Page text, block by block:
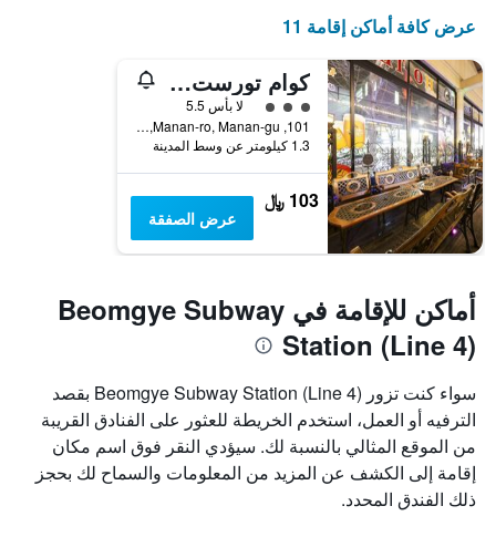
عرض كافة أماكن إقامة 11
كوام تورست هوتل
تقييم فئة 3لا بأس 5.5
101, Manan-ro, Manan-gu, انيانغ, كوريا الجنوبية
1.3 كيلومتر عن وسط المدينة
103 ﷼
عرض الصفقة
أماكن للإقامة في Beomgye Subway
Station (Line 4)
سواء كنت تزور Beomgye Subway Station (Line 4) بقصد
الترفيه أو العمل، استخدم الخريطة للعثور على الفنادق القريبة
من الموقع المثالي بالنسبة لك. سيؤدي النقر فوق اسم مكان
إقامة إلى الكشف عن المزيد من المعلومات والسماح لك بحجز
ذلك الفندق المحدد.